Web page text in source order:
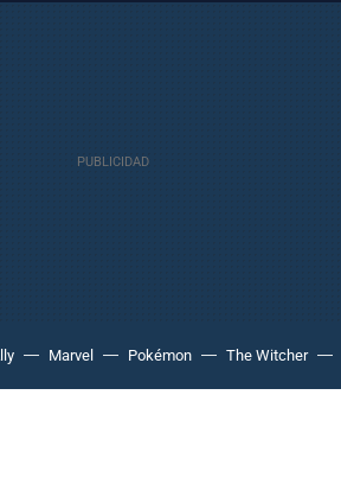
Marvel Pokémon The Witcher